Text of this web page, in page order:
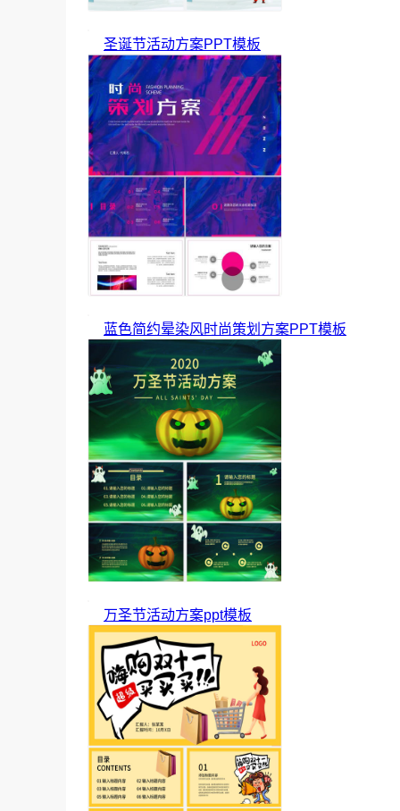
圣诞节活动方案PPT模板
蓝色简约晕染风时尚策划方案PPT模板
万圣节活动方案ppt模板